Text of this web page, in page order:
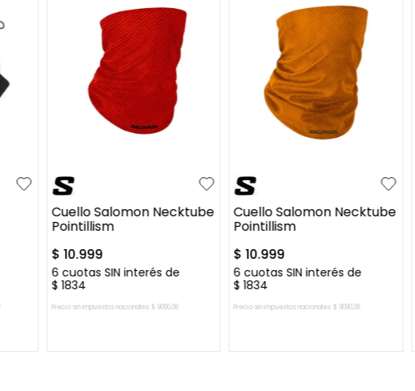
Cuello Salomon Necktube
Pointillism
$ 10.999
6 cuotas SIN interés de
$ 1834
Precio sin impuestos nacionales: $ 9090 08
Cuello Salomon Necktube
Pointillism
$ 10.999
6 cuotas SIN interés de
$ 1834
Precio sin impuestos nacionales: $ 9090 08